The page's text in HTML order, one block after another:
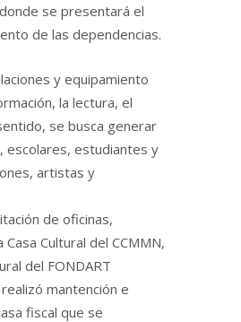
se presentará el
de las dependencias.
y equipamiento
la lectura, el
se busca generar
escolares, estudiantes y
artistas y
de oficinas,
Cultural del CCMMN,
del FONDART
mantención e
fiscal que se